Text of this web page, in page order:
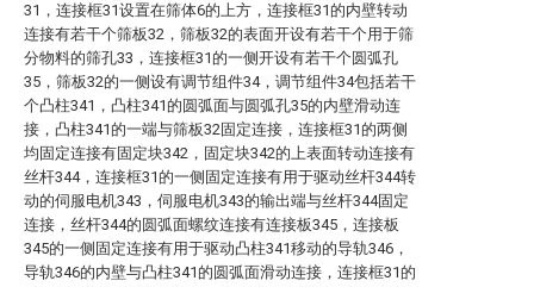
31，连接框31设置在筛体6的上方，连接框31的内壁转动
连接有若干个筛板32，筛板32的表面开设有若干个用于筛
分物料的筛孔33，连接框31的一侧开设有若干个圆弧孔
35，筛板32的一侧设有调节组件34，调节组件34包括若干
个凸柱341，凸柱341的圆弧面与圆弧孔35的内壁滑动连
接，凸柱341的一端与筛板32固定连接，连接框31的两侧
均固定连接有固定块342，固定块342的上表面转动连接有
丝杆344，连接框31的一侧固定连接有用于驱动丝杆344转
动的伺服电机343，伺服电机343的输出端与丝杆344固定
连接，丝杆344的圆弧面螺纹连接有连接板345，连接板
345的一侧固定连接有用于驱动凸柱341移动的导轨346，
导轨346的内壁与凸柱341的圆弧面滑动连接，连接框31的